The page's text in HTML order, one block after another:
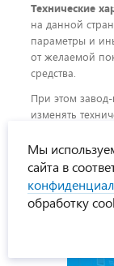
Технические
на данной
параметры и
от желаемой
средства.
При этом завод-
изменять
комплектующих,
на улучшение
назначение.
Мы
сайта в
обработку